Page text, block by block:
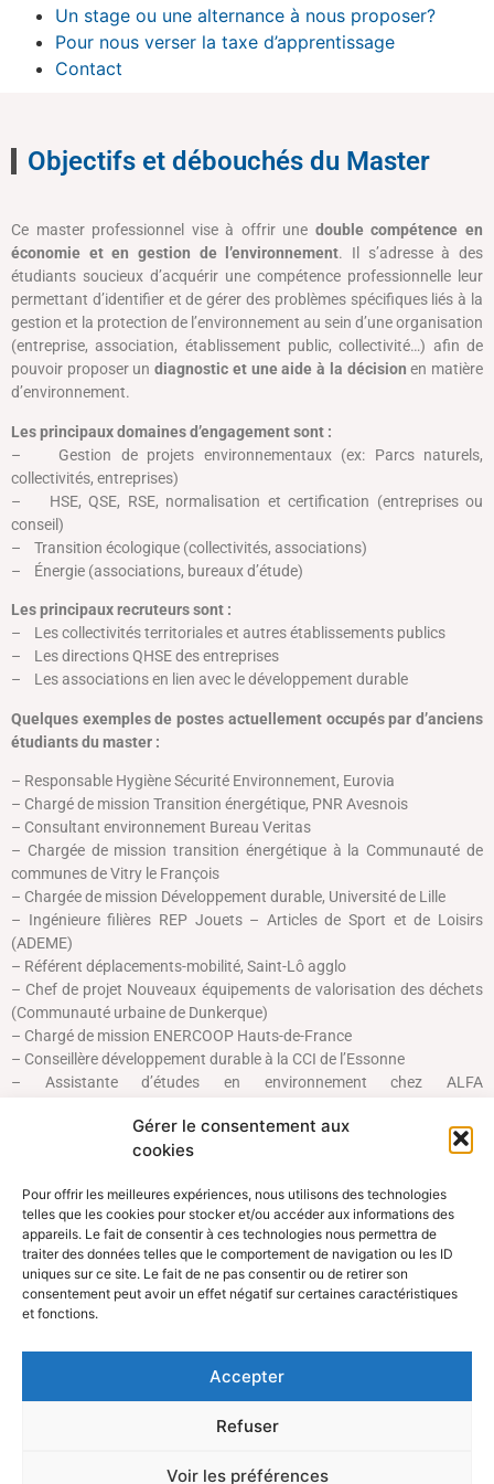
Gérer le consentement aux
cookies
Pour offrir les meilleures expériences, nous utilisons des technologies
telles que les cookies pour stocker et/ou accéder aux informations des
appareils. Le fait de consentir à ces technologies nous permettra de
traiter des données telles que le comportement de navigation ou les ID
uniques sur ce site. Le fait de ne pas consentir ou de retirer son
consentement peut avoir un effet négatif sur certaines caractéristiques
et fonctions.
Accepter
Refuser
Voir les préférences
Un stage ou une alternance à nous proposer?
Pour nous verser la taxe d’apprentissage
Contact
Objectifs et débouchés du Master
Ce master professionnel vise à offrir une double compétence en
économie et en gestion de l’environnement. Il s’adresse à des
étudiants soucieux d’acquérir une compétence professionnelle leur
permettant d’identifier et de gérer des problèmes spécifiques liés à la
gestion et la protection de l’environnement au sein d’une organisation
(entreprise, association, établissement public, collectivité…) afin de
pouvoir proposer undiagnostic et une aide à la décision en matière
d’environnement.
Les principaux domaines d’engagement sont :
– Gestion de projets environnementaux (ex: Parcs naturels,
collectivités, entreprises)
– HSE, QSE, RSE, normalisation et certification (entreprises ou
conseil)
– Transition écologique (collectivités, associations)
– Énergie (associations, bureaux d’étude)
Les principaux recruteurs sont :
– Les collectivités territoriales et autres établissements publics
– Les directions QHSE des entreprises
– Les associations en lien avec le développement durable
Quelques exemples de postes actuellement occupés par d’anciens
étudiants du master :
– Responsable Hygiène Sécurité Environnement, Eurovia
– Chargé de mission Transition énergétique, PNR Avesnois
– Consultant environnement Bureau Veritas
– Chargée de mission transition énergétique à la Communauté de
communes de Vitry le François
– Chargée de mission Développement durable, Université de Lille
– Ingénieure filières REP Jouets – Articles de Sport et de Loisirs
(ADEME)
– Référent déplacements-mobilité, Saint-Lô agglo
– Chef de projet Nouveaux équipements de valorisation des déchets
(Communauté urbaine de Dunkerque)
– Chargé de mission ENERCOOP Hauts-de-France
– Conseillère développement durable à la CCI de l’Essonne
– Assistante d’études en environnement chez ALFA
– Cheffe de projets éolien chez Groupe VALECO
– Chargée d’études EACM bureau d’études sites et sols pollués